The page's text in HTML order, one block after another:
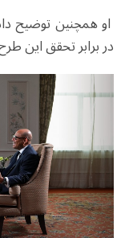
او همچنین توضیح
در برابر تحقق این